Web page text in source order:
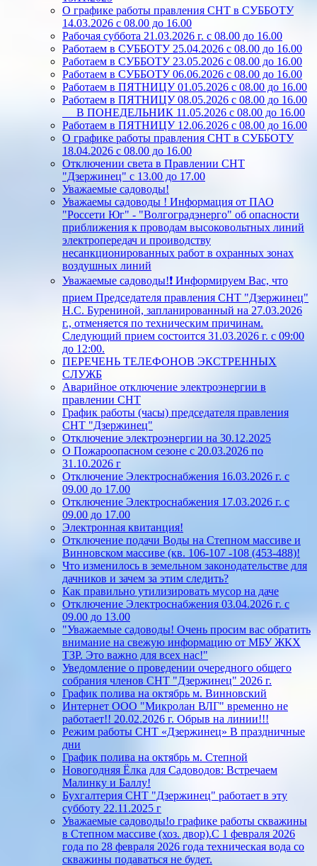
О графике работы правления СНТ в СУББОТУ
14.03.2026 с 08.00 до 16.00
Рабочая суббота 21.03.2026 г. с 08.00 до 16.00
Работаем в СУББОТУ 25.04.2026 с 08.00 до 16.00
Работаем в СУББОТУ 23.05.2026 с 08.00 до 16.00
Работаем в СУББОТУ 06.06.2026 с 08.00 до 16.00
Работаем в ПЯТНИЦУ 01.05.2026 с 08.00 до 16.00
Работаем в ПЯТНИЦУ 08.05.2026 с 08.00 до 16.00
В ПОНЕДЕЛЬНИК 11.05.2026 с 08.00 до 16.00
Работаем в ПЯТНИЦУ 12.06.2026 с 08.00 до 16.00
О графике работы правления СНТ в СУББОТУ
18.04.2026 с 08.00 до 16.00
Отключении света в Правлении СНТ
"Дзержинец" с 13.00 до 17.00
Уважаемые садоводы!
Уважаемы садоводы ! Информация от ПАО
"Россети Юг" - "Волгоградэнерго" об опасности
приближения к проводам высоковольтных линий
электропередач и проиводству
несанкционированных работ в охранных зонах
воздушных линий
Уважаемые садоводы!❗ Информируем Вас, что
прием Председателя правления СНТ "Дзержинец"
Н.С. Бурениной, запланированный на 27.03.2026
г., отменяется по техническим причинам.
Следующий прием состоится 31.03.2026 г. с 09:00
до 12:00.
ПЕРЕЧЕНЬ ТЕЛЕФОНОВ ЭКСТРЕННЫХ
СЛУЖБ
Аварийное отключение электроэнергии в
правлении СНТ
График работы (часы) председателя правления
СНТ "Дзержинец"
Отключение электроэнергии на 30.12.2025
О Пожароопасном сезоне с 20.03.2026 по
31.10.2026 г
Отключение Электроснабжения 16.03.2026 г. с
09.00 до 17.00
Отключение Электроснабжения 17.03.2026 г. с
09.00 до 17.00
Электронная квитанция!
Отключение подачи Воды на Степном массиве и
Винновском массиве (кв. 106-107 -108 (453-488)!
Что изменилось в земельном законодательстве для
дачников и зачем за этим следить?
Как правильно утилизировать мусор на даче
Отключение Электроснабжения 03.04.2026 г. с
09.00 до 13.00
"Уважаемые садоводы! Очень просим вас обратить
внимание на свежую информацию от МБУ ЖКХ
ТЗР. Это важно для всех нас!"
Уведомление о проведении очередного общего
собрания членов СНТ "Дзержинец" 2026 г.
График полива на октябрь м. Винновский
Интернет ООО "Микролан ВЛГ" временно не
работает!! 20.02.2026 г. Обрыв на линии!!!
Режим работы СНТ «Дзержинец» В праздничные
дни
График полива на октябрь м. Степной
Новогодняя Ёлка для Садоводов: Встречаем
Малинку и Баллу!
Бухгалтерия СНТ "Дзержинец" работает в эту
субботу 22.11.2025 г
Уважаемые садоводы!о графике работы скважины
в Степном массиве (хоз. двор).С 1 февраля 2026
года по 28 февраля 2026 года техническая вода со
скважины подаваться не будет.